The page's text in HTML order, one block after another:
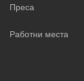
Преса
Работни места